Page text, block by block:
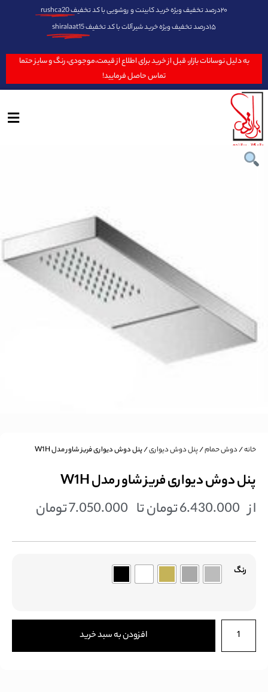
۲۰درصد تخفیف ویژه خرید کابینت و روشویی با کد تخفیف
rushca20
۱۵درصد تخفیف ویژه خرید شیرآلات با کد تخفیف
shiralaat15
به دلیل نوسانات بازار، قبل از خرید برای اطلاع از قیمت،موجودی، رنگ و سایز حتما
تماس حاصل فرمایید!
خانه/دوش حمام/پنل دوش دیواری/ پنل دوش دیواری فریز شاور مدل W1H
پنل دوش دیواری فریز شاور مدل W1H
از 6.430.000تومانتا 7.050.000تومان
رنگ
افزودن به سبد خرید